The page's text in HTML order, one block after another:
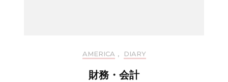
AMERICA , DIARY
財務・会計